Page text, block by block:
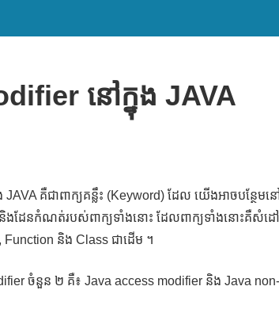
នៅក្នុង JAVA
JAVA គឺជាពាក្យគន្លឹះ (Keyword) ដែល យើងអាចបន្ថែមន
យ និងដែនកំណត់របស់ពាក្យទាំងនោះ ដែលពាក្យទាំងនោះគឺសំ
Function និង Class ជាដើម ។
ចំនួន ២ គឺ៖ Java access modifier និង Java